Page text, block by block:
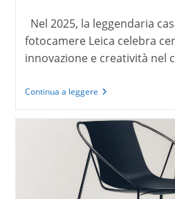
Nel 2025, la leggendaria
fotocamere Leica celebra
innovazione e creatività nel
Continua a leggereCento
Leica,
storia
della
fotografia
moderna